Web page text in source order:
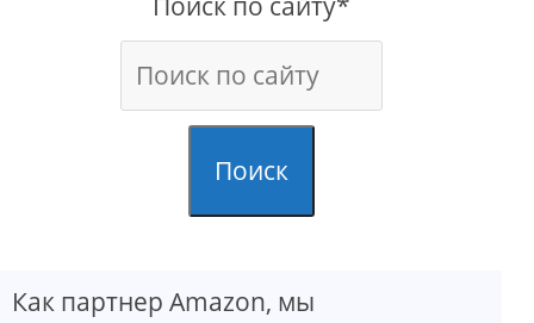
Поиск
Как партнер Amazon, мы